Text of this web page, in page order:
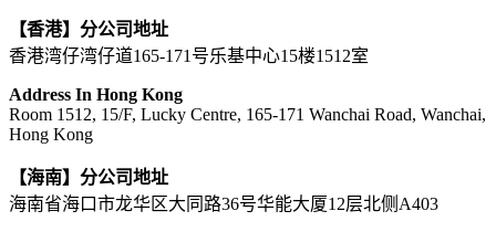
【香港】分公司地址
香港湾仔湾仔道165-171号乐基中心15楼1512室
Address In Hong Kong
Room 1512, 15/F, Lucky Centre, 165-171 Wanchai Road, Wanchai,
Hong Kong
【海南】分公司地址
海南省海口市龙华区大同路36号华能大厦12层北侧A403